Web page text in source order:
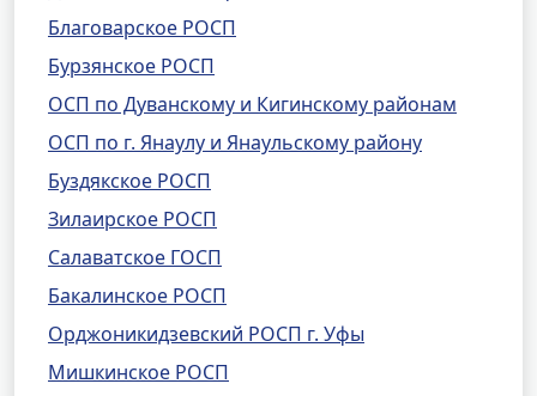
Благоварское РОСП
Бурзянское РОСП
ОСП по Дуванскому и Кигинскому районам
ОСП по г. Янаулу и Янаульскому району
Буздякское РОСП
Зилаирское РОСП
Салаватское ГОСП
Бакалинское РОСП
Орджоникидзевский РОСП г. Уфы
Мишкинское РОСП